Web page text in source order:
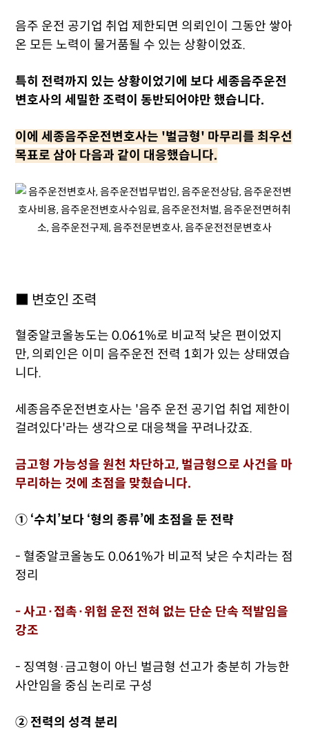
음주 운전 공기업 취업 제한되면 의뢰인이 그동안 쌓아
온 모든 노력이 물거품될 수 있는 상황이었죠.
특히 전력까지 있는 상황이었기에 보다 세종음주운전
변호사의 세밀한 조력이 동반되어야만 했습니다.
이에 세종음주운전변호사는 '벌금형' 마무리를 최우선
목표로 삼아 다음과 같이 대응했습니다.
■ 변호인 조력
혈중알코올농도는 0.061%로 비교적 낮은 편이었지
만, 의뢰인은 이미 음주운전 전력 1회가 있는 상태였습
니다.
세종음주운전변호사는 '음주 운전 공기업 취업 제한이
걸려있다'라는 생각으로 대응책을 꾸려나갔죠.
금고형 가능성을 원천 차단하고, 벌금형으로 사건을 마
무리하는 것에 초점을 맞췄습니다.
① ‘수치’보다 ‘형의 종류’에 초점을 둔 전략
- 혈중알코올농도 0.061%가 비교적 낮은 수치라는 점
정리
- 사고·접촉·위험 운전 전혀 없는 단순 단속 적발임을
강조
- 징역형·금고형이 아닌 벌금형 선고가 충분히 가능한
사안임을 중심 논리로 구성
② 전력의 성격 분리